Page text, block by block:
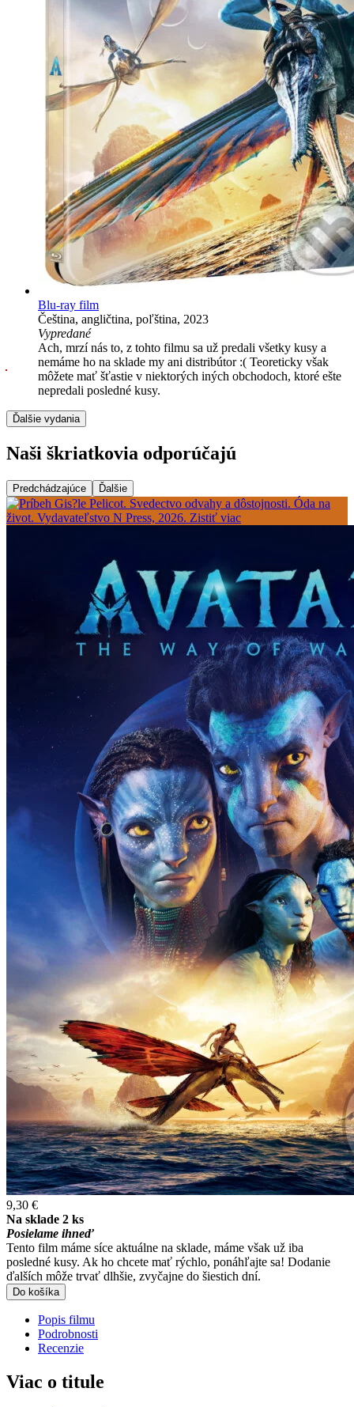
Blu-ray film
Čeština, angličtina, poľština, 2023
Vypredané
Ach, mrzí nás to, z tohto filmu sa už predali všetky kusy a
nemáme ho na sklade my ani distribútor :( Teoreticky však
môžete mať šťastie v niektorých iných obchodoch, ktoré ešte
nepredali posledné kusy.
Ďalšie vydania
Naši škriatkovia odporúčajú
Predchádzajúce Ďalšie
9,30 €
Na sklade 2 ks
Posielame ihneď
Tento film máme síce aktuálne na sklade, máme však už iba
posledné kusy. Ak ho chcete mať rýchlo, ponáhľajte sa! Dodanie
ďalších môže trvať dlhšie, zvyčajne do šiestich dní.
Do košíka
Popis filmu
Podrobnosti
Recenzie
Viac o titule